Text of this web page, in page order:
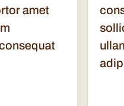
amet